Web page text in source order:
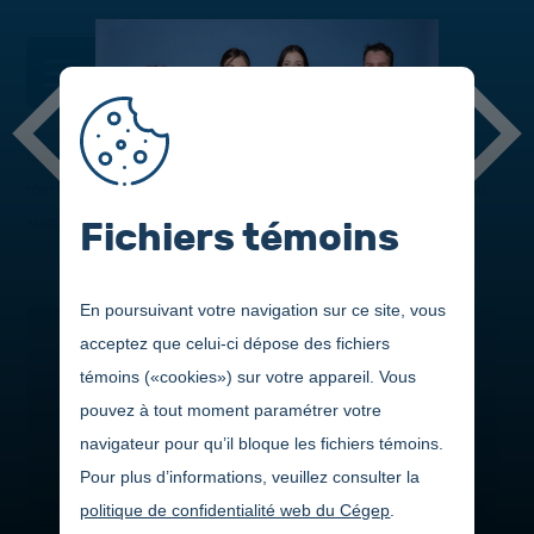
DANS CETTE SECTION
Découvrez les nominés et gagnants des différentes bourses et
merci aux généreux donateurs et artisans ayant contribué au
succès de cette soirée :
Fichiers témoins
En poursuivant votre navigation sur ce site, vous
acceptez que celui-ci dépose des fichiers
témoins («cookies») sur votre appareil. Vous
pouvez à tout moment paramétrer votre
navigateur pour qu’il bloque les fichiers témoins.
Pour plus d’informations, veuillez consulter la
politique de confidentialité web du Cégep